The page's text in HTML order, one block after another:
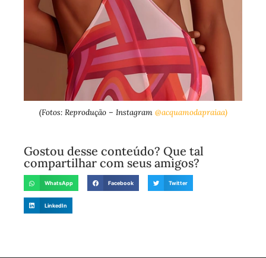
(Fotos: Reprodução – Instagram @acquamodapraiaa)
Gostou desse conteúdo? Que tal
compartilhar com seus amigos?
WhatsApp Facebook Twitter
LinkedIn